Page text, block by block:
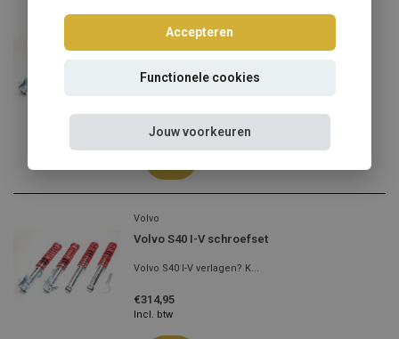
Volvo V40 I-V schroefset
Volvo V40 I-V verlagen? K...
Incl. btw
Volvo
Volvo S40 I-V schroefset
Volvo S40 I-V verlagen? K...
€314,95
Incl. btw
Accepteren
Functionele cookies
Jouw voorkeuren